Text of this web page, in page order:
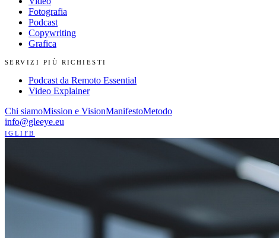
Fotografia
Podcast
Copywriting
Grafica
SERVIZI PIÙ RICHIESTI
Podcast da Remoto Essential
Video Explainer
Chi siamoMission e VisionManifestoMetodo
info@gleeye.eu
IG LI FB